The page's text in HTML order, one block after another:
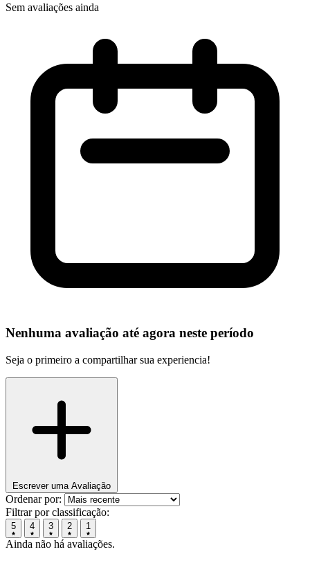
Sem avaliações ainda
Nenhuma avaliação até agora neste período
Seja o primeiro a compartilhar sua experiencia!
Escrever uma Avaliação
Ordenar por:
Filtrar por classificação:
5 4 3 2 1
Ainda não há avaliações.